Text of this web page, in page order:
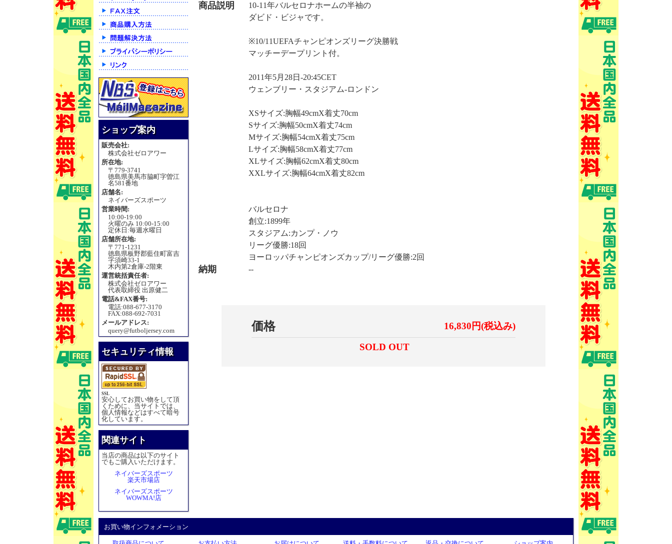
ショップ案内
販売会社:
株式会社ゼロアワー
所在地:
〒779-3741
徳島県美馬市脇町字曽江
名581番地
店舗名:
ネイバーズスポーツ
営業時間:
10:00-19:00
火曜のみ 10:00-15:00
定休日:毎週水曜日
店舗所在地:
〒771-1231
徳島県板野郡藍住町富吉
字須崎33-1
木内第2倉庫-2階東
運営統括責任者:
株式会社ゼロアワー
代表取締役 出原健二
電話&FAX番号:
電話:088-677-3170
FAX:088-692-7031
メールアドレス:
query@futboljersey.com
セキュリティ情報
SSL
安心してお買い物をして頂
くために、当サイトでは、
個人情報などはすべて暗号
化しています。
関連サイト
当店の商品は以下のサイト
でもご購入いただけます。
ネイバーズスポーツ
楽天市場店
ネイバーズスポーツ
WOWMA!店
商品説明
10-11年バルセロナホームの半袖の
ダビド・ビジャです。
※10/11UEFAチャンピオンズリーグ決勝戦
マッチーデープリント付。
2011年5月28日-20:45CET
ウェンブリー・スタジアム-ロンドン
XSサイズ:胸幅49cmX着丈70cm
Sサイズ:胸幅50cmX着丈74cm
Mサイズ:胸幅54cmX着丈75cm
Lサイズ:胸幅58cmX着丈77cm
XLサイズ:胸幅62cmX着丈80cm
XXLサイズ:胸幅64cmX着丈82cm
バルセロナ
創立:1899年
スタジアム:カンプ・ノウ
リーグ優勝:18回
ヨーロッパチャンピオンズカップ/リーグ優勝:2回
納期 --
価格
16,830円(税込み)
SOLD OUT
お買い物インフォメーション